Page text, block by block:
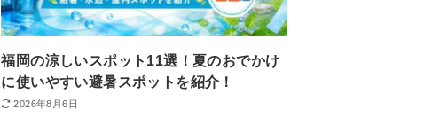
福岡の涼しいスポット11選！夏のおでかけ
に使いやすい避暑スポットを紹介！
2026年8月6日